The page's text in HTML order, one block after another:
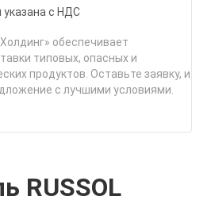
указана с НДС
обеспечивает
типовых, опасных и
продуктов. Оставьте заявку, и
с лучшими условиями.
RUSSOL